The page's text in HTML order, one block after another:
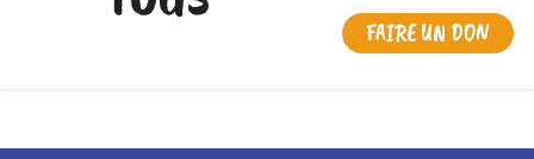
FAIRE UN DON